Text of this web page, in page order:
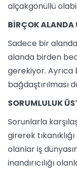
alçakgönüllü
BİRÇOK ALANDA
Sadece bir
alanda birden
gerekiyor. Ayrıca
bağdaştırılması
SORUMLULUK
Sorunlarla
girerek
olanlar iş
inandırıcılığı